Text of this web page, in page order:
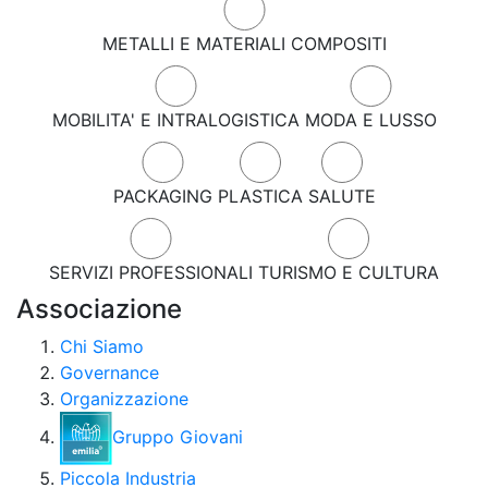
METALLI E MATERIALI COMPOSITI
MOBILITA' E INTRALOGISTICA MODA E LUSSO
PACKAGING PLASTICA SALUTE
SERVIZI PROFESSIONALI TURISMO E CULTURA
Associazione
Chi Siamo
Governance
Organizzazione
Gruppo Giovani
Piccola Industria